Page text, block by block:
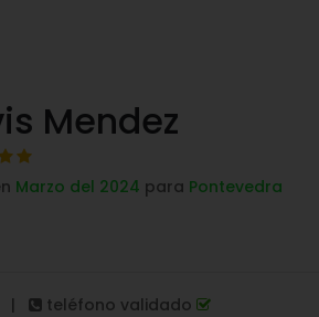
Mendez
Marzo del 2024 para Pontevedra
| teléfono validado